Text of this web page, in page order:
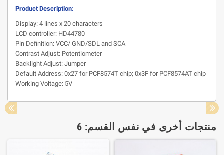
Product Description:
Display: 4 lines x 20 characters
LCD controller: HD44780
Pin Definition: VCC/ GND/SDL and SCA
Contrast Adjust: Potentiometer
Backlight Adjust: Jumper
Default Address: 0x27 for PCF8574T chip; 0x3F for PCF8574AT chip
Working Voltage: 5V
منتجات أخرى في نفس القسم: 6